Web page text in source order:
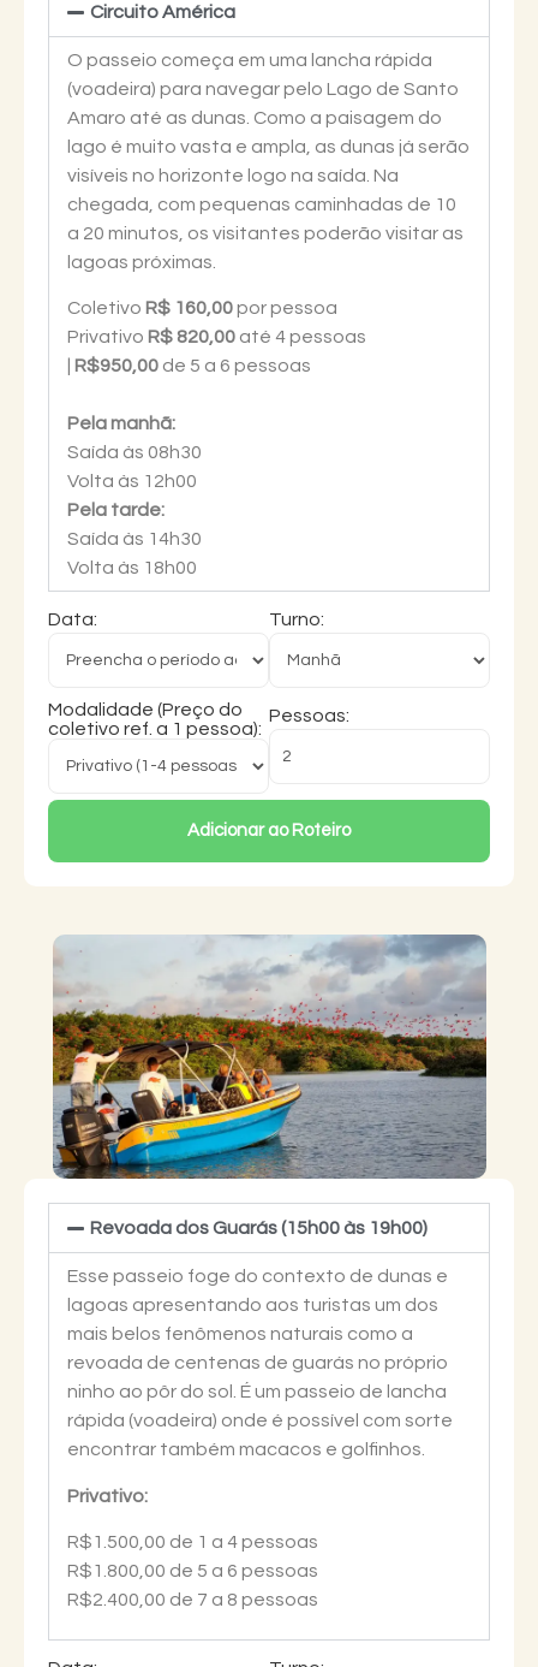
Circuito América
O passeio começa em uma lancha rápida
(voadeira) para navegar pelo Lago de Santo
Amaro até as dunas. Como a paisagem do
lago é muito vasta e ampla, as dunas já serão
visíveis no horizonte logo na saída. Na
chegada, com pequenas caminhadas de 10
a 20 minutos, os visitantes poderão visitar as
lagoas próximas.
Coletivo R$ 160,00por pessoa
Privativo R$ 820,00 até 4 pessoas
R$950,00 de 5 a 6 pessoas
Pela manhã:
Saída às 08h30
Volta às 12h00
Pela tarde:
Saída às 14h30
Volta às 18h00
Data: Turno:
Modalidade (Preço do
coletivo ref. a 1 pessoa):
Pessoas:
Adicionar ao Roteiro
Revoada dos Guarás (15h00 às 19h00)
Esse passeio foge do contexto de dunas e
lagoas apresentando aos turistas um dos
mais belos fenômenos naturais como a
revoada de centenas de guarás no próprio
ninho ao pôr do sol. É um passeio de lancha
rápida (voadeira) onde é possível com sorte
encontrar também macacos e golfinhos.
Privativo:
R$1.500,00 de 1 a 4 pessoas
R$1.800,00 de 5 a 6 pessoas
R$2.400,00 de 7 a 8 pessoas